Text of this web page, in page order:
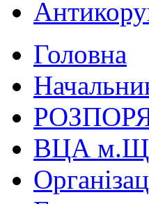
Головна
ВЦА